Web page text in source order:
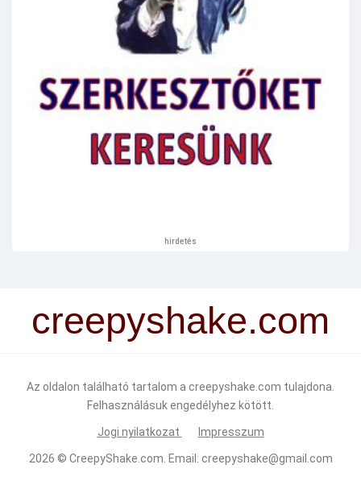
hirdetés
creepyshake.com
Az oldalon található tartalom a creepyshake.com tulajdona.
Felhasználásuk engedélyhez kötött.
Jogi nyilatkozat Impresszum
2026 © CreepyShake.com . Email: creepyshake@gmail.com